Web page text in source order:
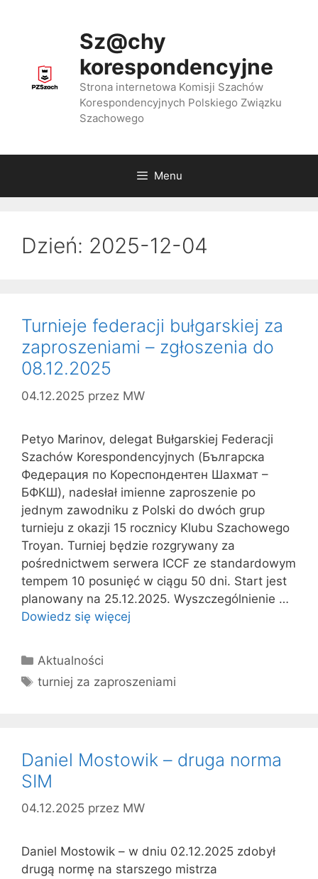
Sz@chy
korespondencyjne
Strona internetowa Komisji Szachów
Korespondencyjnych Polskiego Związku
Szachowego
Menu
Dzień: 2025-12-04
Turnieje federacji bułgarskiej za
zaproszeniami – zgłoszenia do
08.12.2025
04.12.2025 przez MW
Petyo Marinov, delegat Bułgarskiej Federacji
Szachów Korespondencyjnych (Българска
Федерация по Кореспондентен Шахмат –
БФКШ), nadesłał imienne zaproszenie po
jednym zawodniku z Polski do dwóch grup
turnieju z okazji 15 rocznicy Klubu Szachowego
Troyan. Turniej będzie rozgrywany za
pośrednictwem serwera ICCF ze standardowym
tempem 10 posunięć w ciągu 50 dni. Start jest
planowany na 25.12.2025. Wyszczególnienie …
Dowiedz się więcej
Kategorie
Aktualności
Tagi
turniej za zaproszeniami
Daniel Mostowik – druga norma
SIM
04.12.2025 przez MW
Daniel Mostowik – w dniu 02.12.2025 zdobył
drugą normę na starszego mistrza